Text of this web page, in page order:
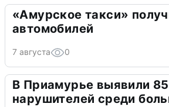
«Амурское такси»
автомобилей
7 августа 0
В Приамурье выявили
нарушителей среди